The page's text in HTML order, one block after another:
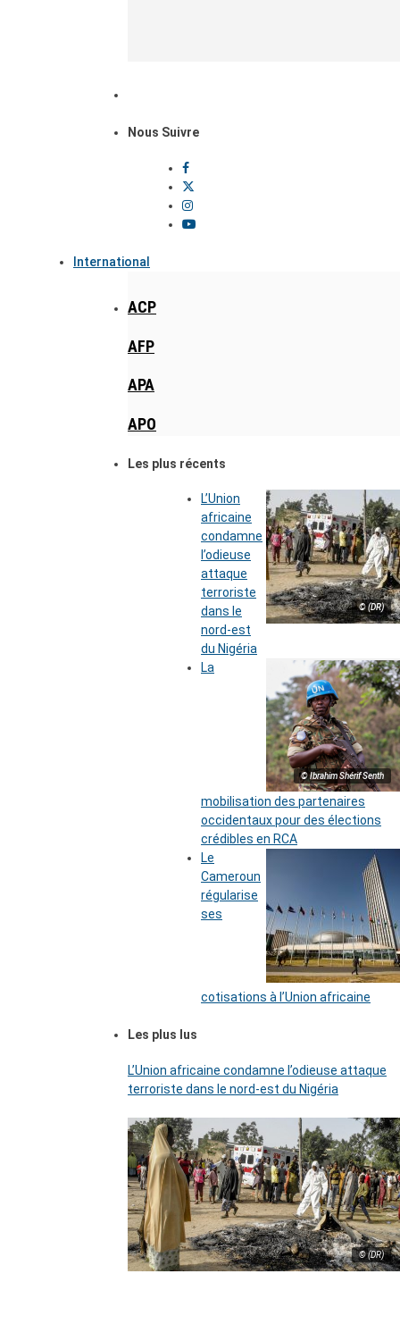
Nous Suivre
International
ACP
AFP
APA
APO
Les plus récents
© (DR)
L’Union
africaine
condamne
l’odieuse
attaque
terroriste
dans le
nord-est
du Nigéria
© Ibrahim Shérif Senth
La
mobilisation des partenaires
occidentaux pour des élections
crédibles en RCA
Le
Cameroun
régularise
ses
cotisations à l’Union africaine
Les plus lus
L’Union africaine condamne l’odieuse attaque
terroriste dans le nord-est du Nigéria
© (DR)